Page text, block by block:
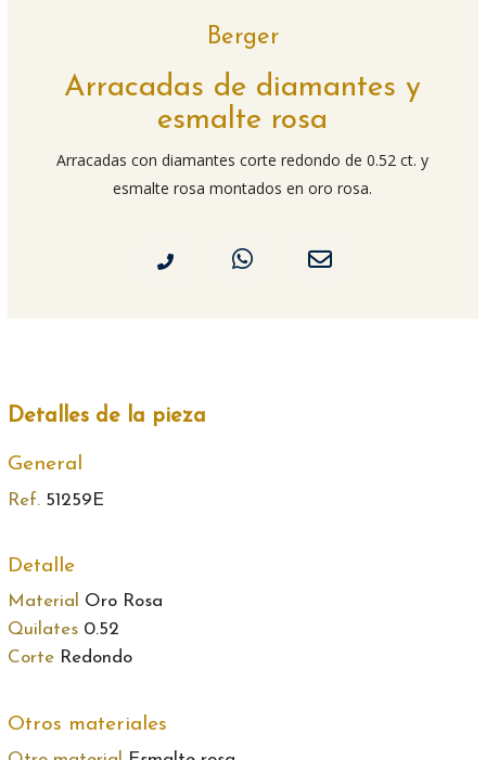
Berger
Arracadas de diamantes y
esmalte rosa
Arracadas con diamantes corte redondo de 0.52 ct. y
esmalte rosa montados en oro rosa.
Detalles de la pieza
General
Ref.51259E
Detalle
Material Oro Rosa
Quilates0.52
CorteRedondo
Otros materiales